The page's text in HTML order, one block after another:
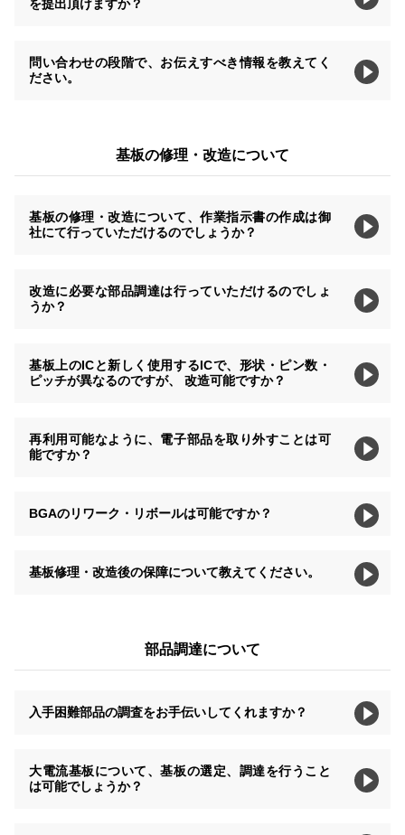
を提出頂けますか？
問い合わせの段階で、お伝えすべき情報を教えてく
ださい。
基板の修理・改造について
基板の修理・改造について、作業指示書の作成は御
社にて行っていただけるのでしょうか？
改造に必要な部品調達は行っていただけるのでしょ
うか？
基板上のICと新しく使用するICで、形状・ピン数・
ピッチが異なるのですが、 改造可能ですか？
再利用可能なように、電子部品を取り外すことは可
能ですか？
BGAのリワーク・リボールは可能ですか？
基板修理・改造後の保障について教えてください。
部品調達について
入手困難部品の調査をお手伝いしてくれますか？
大電流基板について、基板の選定、調達を行うこと
は可能でしょうか？